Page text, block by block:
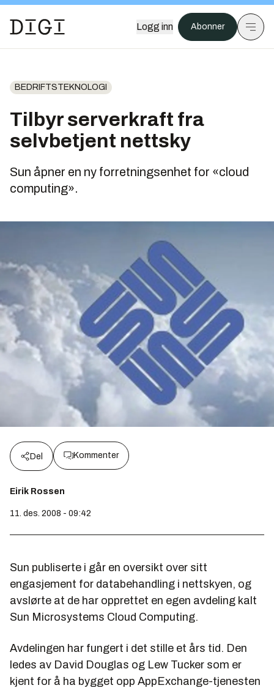
Logg inn Abonner
BEDRIFTSTEKNOLOGI
Tilbyr serverkraft fra
selvbetjent nettsky
Sun åpner en ny forretningsenhet for «cloud
computing».
Del Kommenter
Eirik Rossen
11. des. 2008 - 09:42
Sun publiserte i går en oversikt over sitt
engasjement for databehandling i nettskyen, og
avslørte at de har opprettet en egen avdeling kalt
Sun Microsystems Cloud Computing.
Avdelingen har fungert i det stille et års tid. Den
ledes av David Douglas og Lew Tucker som er
kjent for å ha bygget opp AppExchange-tjenesten